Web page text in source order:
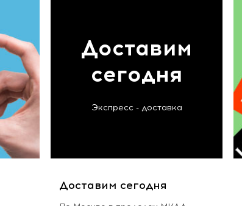
Доставим
сегодня
Экспресс - доставка
Доставим сегодня